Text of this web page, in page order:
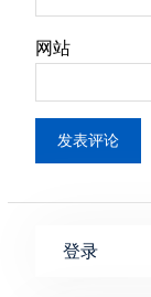
网站
登录